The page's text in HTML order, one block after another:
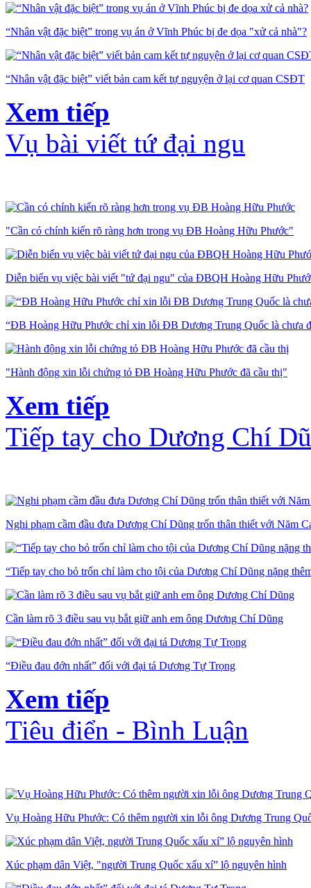
“Nhân vật đặc biệt” trong vụ án ở Vĩnh Phúc bị đe dọa "xử cả nhà"?
“Nhân vật đặc biệt” viết bản cam kết tự nguyện ở lại cơ quan CSĐT
Xem tiếp
Vụ bài viết tứ đại ngu
"Cần có chính kiến rõ ràng hơn trong vụ ĐB Hoàng Hữu Phước"
Diễn biến vụ việc bài viết "tứ đại ngu" của ĐBQH Hoàng Hữu
“ĐB Hoàng Hữu Phước chỉ xin lỗi ĐB Dương Trung Quốc là chưa
"Hành động xin lỗi chứng tỏ ĐB Hoàng Hữu Phước đã cầu thị"
Xem tiếp
Tiếp tay cho Dương Chí
Nghi phạm cầm đầu đưa Dương Chí Dũng trốn thân thiết với Năm
“Tiếp tay cho bỏ trốn chỉ làm cho tội của Dương Chí Dũng nặng
Cần làm rõ 3 điều sau vụ bắt giữ anh em ông Dương Chí Dũng
“Điều đau đớn nhất” đối với đại tá Dương Tự Trọng
Xem tiếp
Tiêu điển - Bình Luận
Vụ Hoàng Hữu Phước: Có thêm người xin lỗi ông Dương Trung
Xúc phạm dân Việt, "người Trung Quốc xấu xí” lộ nguyên hình